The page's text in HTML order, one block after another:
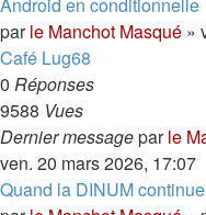
parle Manchot Masqué »
Café Lug68
0 Réponses
9588 Vues
Dernier messageparle
ven. 20 mars 2026, 17:07
Quand la DINUM